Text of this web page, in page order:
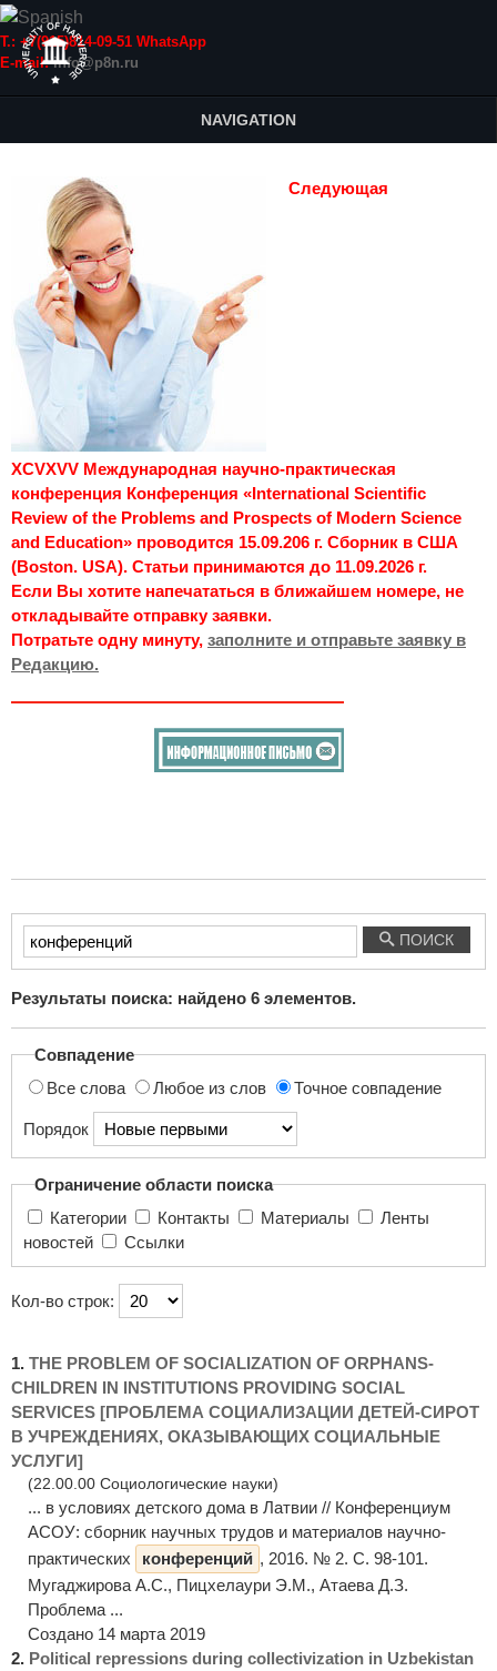
Т.: +7(915)814-09-51 WhatsApp
E-mail:info@p8n.ru
NAVIGATION
Следующая
XCVXVV Международная научно-практическая
конференция Конференция «International Scientific
Review of the Problems and Prospects of Modern Science
and Education» проводится 15.09.206 г. Сборник в США
(Boston. USA). Статьи принимаются до 11.09.2026 г.
Если Вы хотите напечататься в ближайшем номере, не
откладывайте отправку заявки.
Потратьте одну минуту, заполните и отправьте заявку в
Редакцию.
Введите
текст
поиска...
ПОИСК
Результаты поиска: найдено 6 элементов.
Совпадение
Все слова
Любое из слов Точное совпадение
Порядок
Ограничение области поиска
Категории
Контакты Материалы
новостей
Ссылки
Кол-во строк:
1. THE PROBLEM OF SOCIALIZATION OF ORPHANS-
CHILDREN IN INSTITUTIONS PROVIDING SOCIAL
SERVICES [ПРОБЛЕМА СОЦИАЛИЗАЦИИ ДЕТЕЙ-СИРОТ
В УЧРЕЖДЕНИЯХ, ОКАЗЫВАЮЩИХ СОЦИАЛЬНЫЕ
УСЛУГИ]
(22.00.00 Социологические науки)
... в условиях детского дома в Латвии // Конференциум
АСОУ: сборник научных трудов и материалов научно-
практических
конференций , 2016. № 2. С. 98-101.
Мугаджирова А.С., Пицхелаури Э.М., Атаева Д.З.
Проблема ...
Создано 14 марта 2019
2. Political repressions during collectivization in Uzbekistan